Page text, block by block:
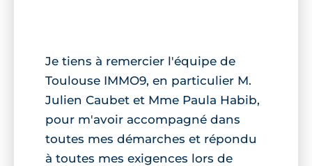
Je tiens à remercier l'équipe de
Toulouse IMMO9, en particulier M.
Julien Caubet et Mme Paula Habib,
pour m'avoir accompagné dans
toutes mes démarches et répondu
à toutes mes exigences lors de